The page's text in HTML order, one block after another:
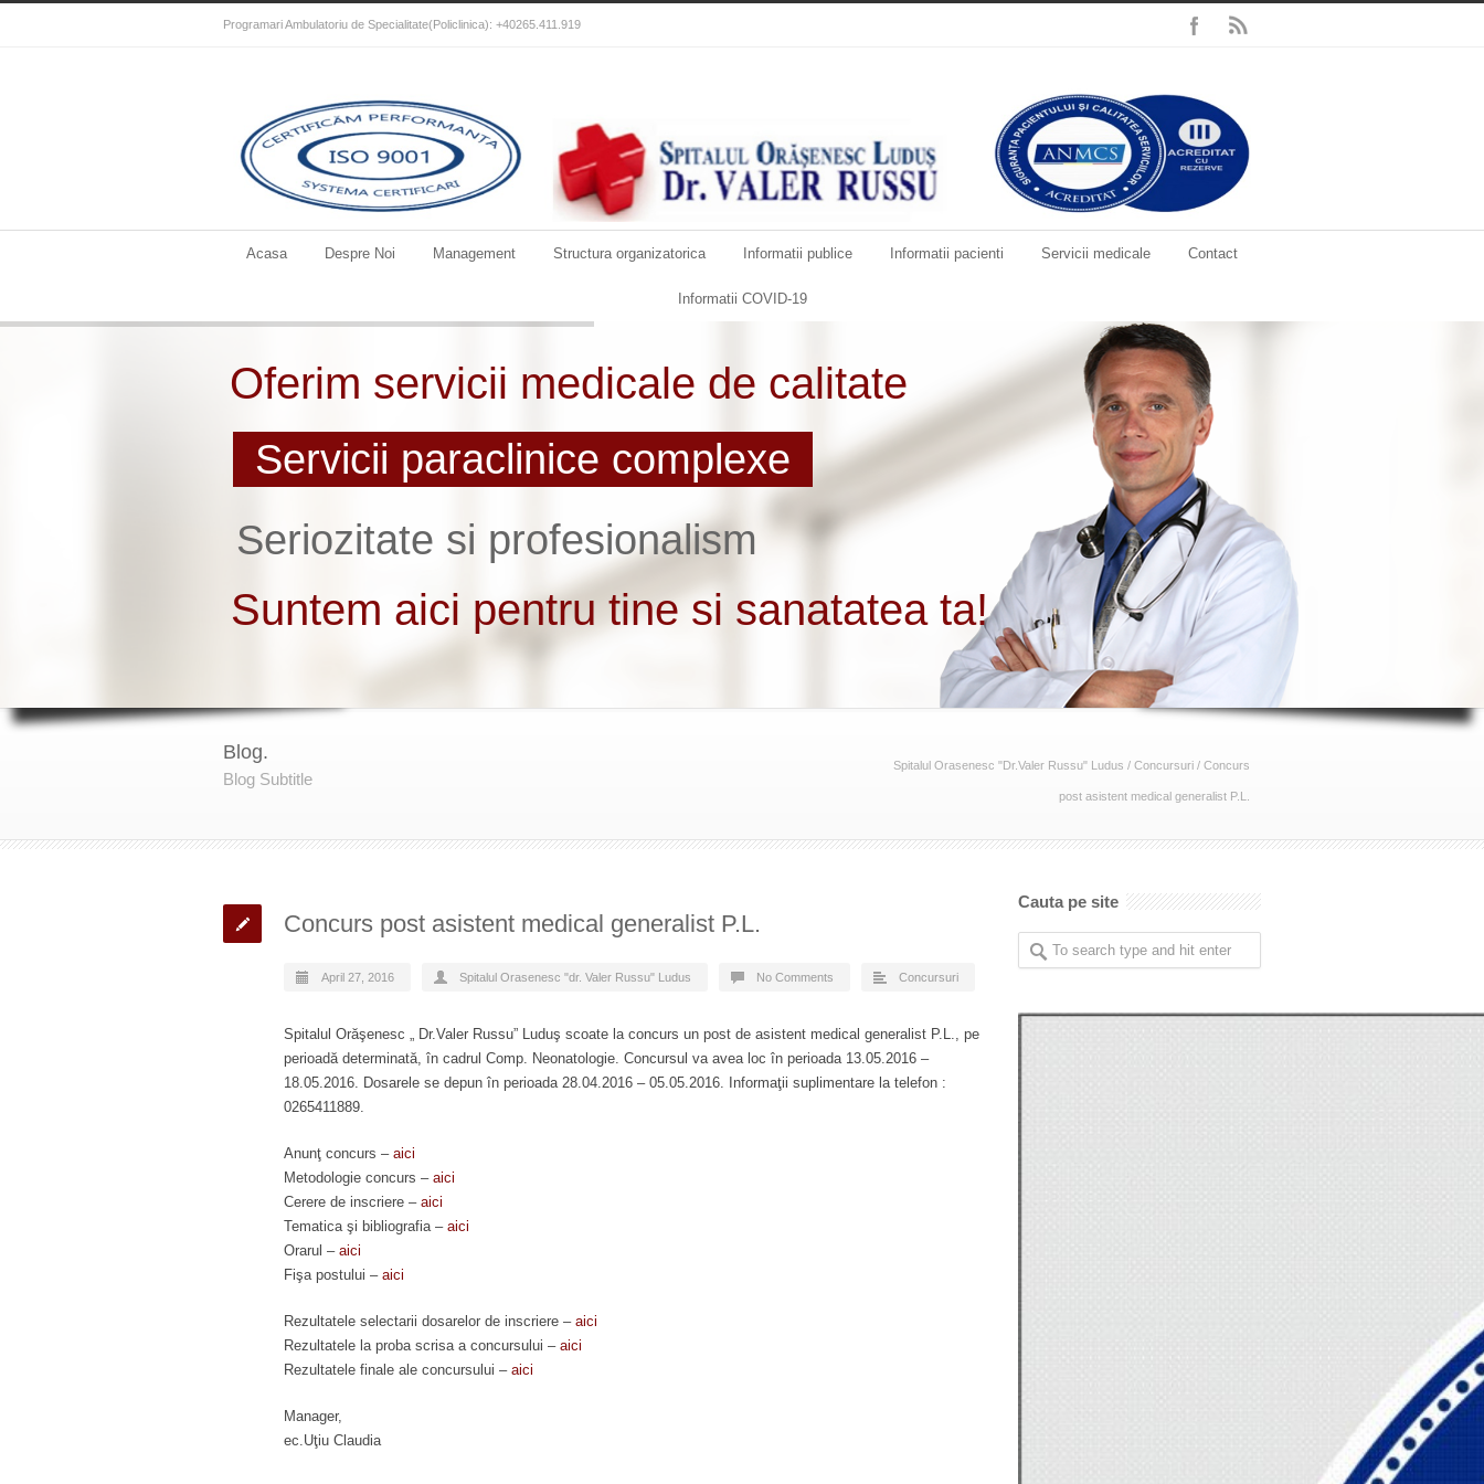
Programari Ambulatoriu de Specialitate(Policlinica): +40265.411.919
Acasa Despre Noi Management Structura organizatorica Informatii publice Informatii pacienti Servicii medicale Contact
Informatii COVID-19
Blog.
Blog Subtitle
Spitalul Orasenesc "Dr.Valer Russu" Ludus / Concursuri / Concurs
post asistent medical generalist P.L.
Concurs post asistent medical generalist P.L.
April 27, 2016 Spitalul Orasenesc "dr. Valer Russu" Ludus No Comments Concursuri
Spitalul Orăşenesc „ Dr.Valer Russu” Luduş scoate la concurs un post de asistent medical generalist P.L., pe
perioadă determinată, în cadrul Comp. Neonatologie. Concursul va avea loc în perioada 13.05.2016 –
18.05.2016. Dosarele se depun în perioada 28.04.2016 – 05.05.2016. Informaţii suplimentare la telefon :
0265411889.
Anunţ concurs – aici
Metodologie concurs – aici
Cerere de inscriere – aici
Tematica şi bibliografia – aici
Orarul – aici
Fişa postului – aici
Rezultatele selectarii dosarelor de inscriere – aici
Rezultatele la proba scrisa a concursului – aici
Rezultatele finale ale concursului – aici
Manager,
ec.Uţiu Claudia
Cauta pe site